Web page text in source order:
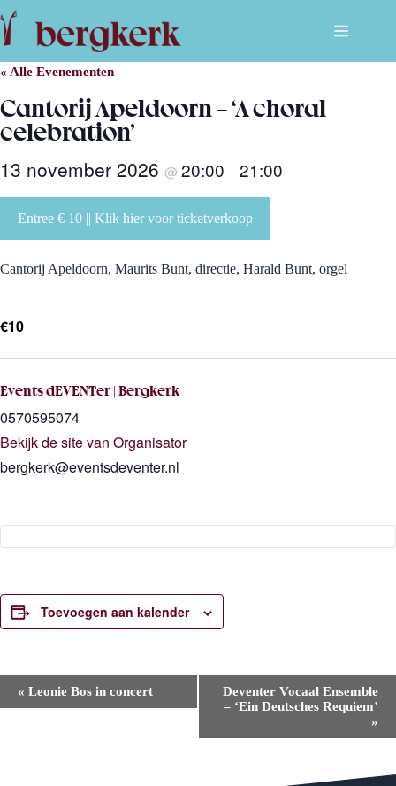
Ga
naar
de
« Alle Evenementen
Cantorij Apeldoorn – ‘A choral
celebration’
13 november 2026 @ 20:00 –21:00
Entree € 10 || Klik hier voor ticketverkoop
Cantorij Apeldoorn, Maurits Bunt, directie, Harald Bunt, orgel
€10
Events dEVENTer | Bergkerk
0570595074
Bekijk de site van Organisator
bergkerk@eventsdeventer.nl
Toevoegen aan kalender
e
« Leonie Bos in concert
Deventer Vocaal Ensemble
– ‘Ein Deutsches Requiem’
»